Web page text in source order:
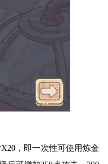
，即一次性可使用炼金